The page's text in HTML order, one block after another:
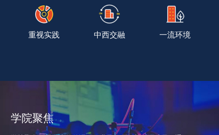
重视实践 中西交融 一流环境
学院聚焦